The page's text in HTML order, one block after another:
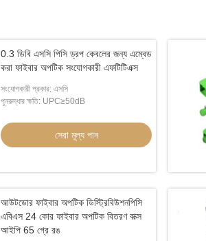
0.3 ডিবি এসসি পিসি ড্রপ কেবলের জন্য এম্বেড
করা ফাইবার অপটিক সংযোগকারী এফটিটিএক্স
সংযোগকারী প্রকার: এসসি
পুনরুদ্ধার ক্ষতি: UPC≥50dB
সেরা মূল্য পান
আউটডোর ফাইবার অপটিক ডিস্ট্রিবিউশনপিসি
এবিএস 24 কোর ফাইবার অপটিক বিতরণ বাক্স
আইপি 65 গ্রে রঙ